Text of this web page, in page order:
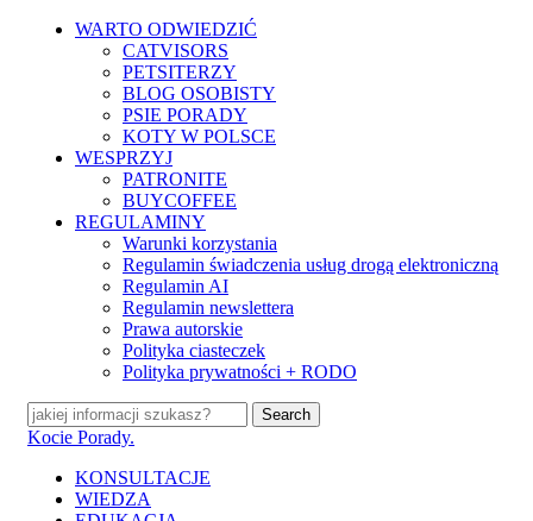
WARTO ODWIEDZIĆ
CATVISORS
PETSITERZY
BLOG OSOBISTY
PSIE PORADY
KOTY W POLSCE
WESPRZYJ
PATRONITE
BUYCOFFEE
REGULAMINY
Warunki korzystania
Regulamin świadczenia usług drogą elektroniczną
Regulamin AI
Regulamin newslettera
Prawa autorskie
Polityka ciasteczek
Polityka prywatności + RODO
Search
Close
Kocie Porady.
search
Menu
KONSULTACJE
WIEDZA